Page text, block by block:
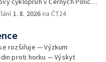
ve Věžkách
1. 8. 2026 na ČT24
rozšiřuje — Výzkum
proti horku — Výskyt